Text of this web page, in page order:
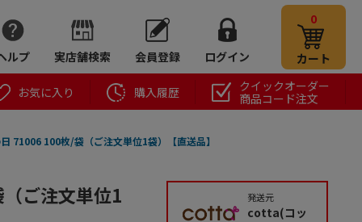
ルプ 実店舗検索 会員登録 ログイン
0
カート
お気に入り 購入履歴
クイックオーダー
商品コード注文
71006 100枚/袋（ご注文単位1袋）【直送品】
ご注文単位1 発送元
cotta(コッ